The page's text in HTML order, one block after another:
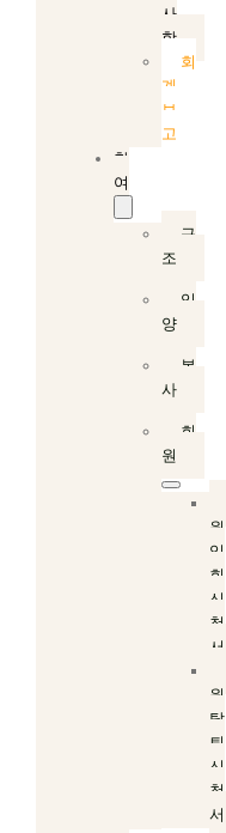
사
항
회
계
보
고
참
여
구
조
입
양
봉
사
회
원
원
입
회
신
청
서
원
탈
퇴
신
청
서